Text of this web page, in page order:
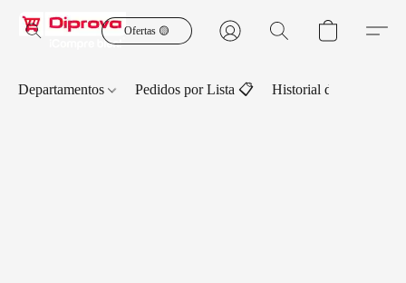
Ofertas 🟡
Departamentos Pedidos por Lista 📋 Historial de Pedidos